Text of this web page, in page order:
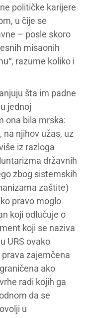
političke karijere
u čije se
– posle skoro
misaonih
razume koliko i
šta im padne
jednoj
ona bila mrska:
njihov užas, uz
iz razloga
državnih
zbog sistemskih
zaštite)
pravo moglo
koji odlučuje o
koji se naziva
URS ovako
zajemčena
ako
radi kojih ga
da se
u